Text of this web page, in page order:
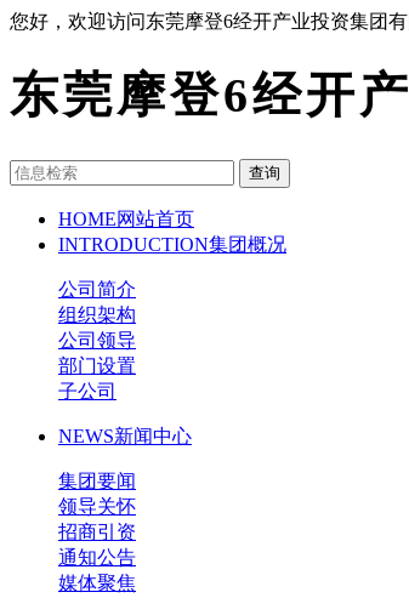
您好，欢迎访问东莞摩登6经开产业投资集团
东莞摩登6经开
查询
HOME网站首页
INTRODUCTION集团概况
公司简介
组织架构
公司领导
部门设置
子公司
NEWS新闻中心
集团要闻
领导关怀
招商引资
通知公告
媒体聚焦